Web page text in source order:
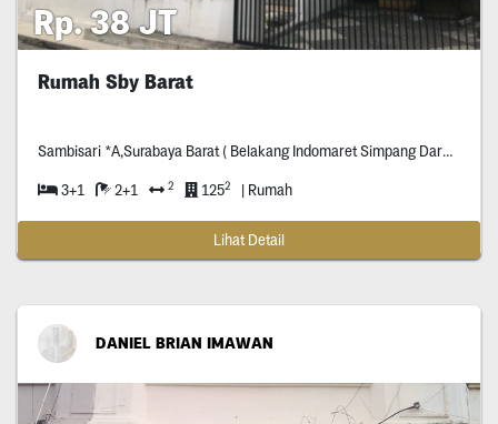
Rp. 38 JT
Rumah Sby Barat
Sambisari *A,Surabaya Barat ( Belakang Indomaret Simpang Darmo Permai )
3+1 2+1 2 1252 | Rumah
Lihat Detail
DANIEL BRIAN IMAWAN